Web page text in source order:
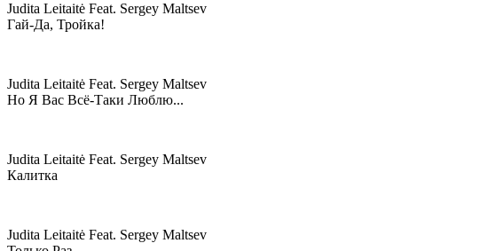
Judita Leitaitė Feat. Sergey Maltsev
Гай-Да, Тройка!
Judita Leitaitė Feat. Sergey Maltsev
Но Я Вас Всё-Таки Люблю...
Judita Leitaitė Feat. Sergey Maltsev
Калитка
Judita Leitaitė Feat. Sergey Maltsev